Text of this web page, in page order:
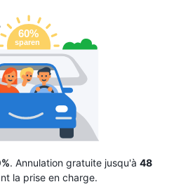
. Annulation gratuite jusqu'à 48
la prise en charge.